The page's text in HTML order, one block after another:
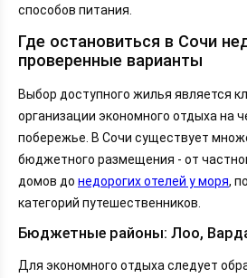
способов питания.
Где остановиться в Сочи
проверенные варианты
Выбор доступного жилья является
организации экономного отдыха на
побережье. В Сочи существует
бюджетного размещения - от
домов до недорогих отелей у моря,
категорий путешественников.
Бюджетные районы: Лоо,
Для экономного отдыха следует